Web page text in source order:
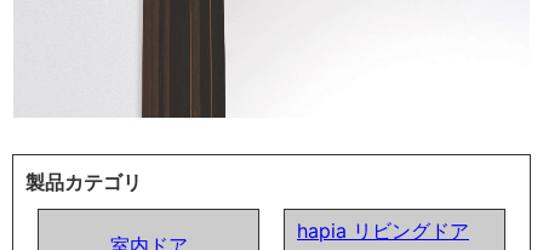
製品カテゴリ
室内ドア
hapia リビングドア